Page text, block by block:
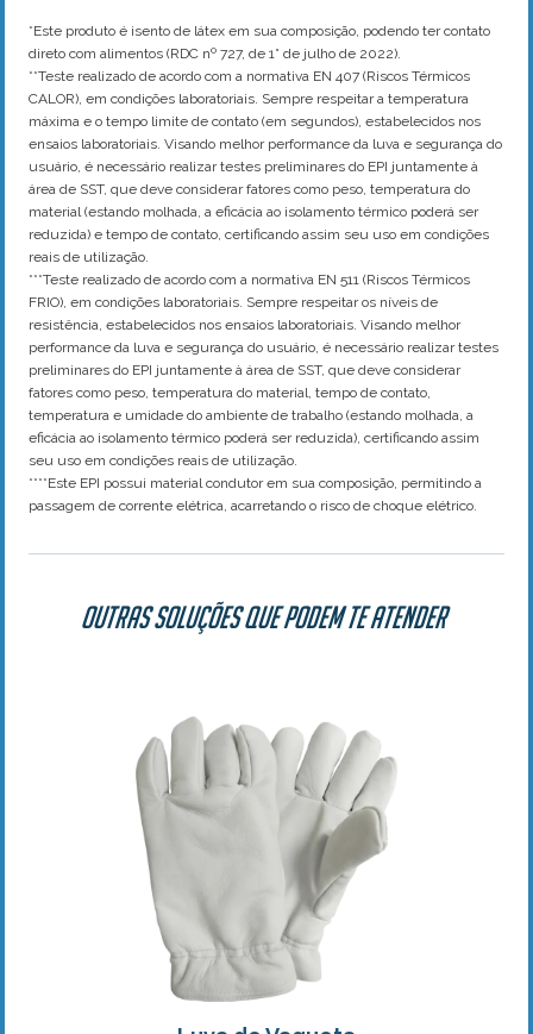
*Este produto é isento de látex em sua composição, podendo ter contato
direto com alimentos (RDC nº 727, de 1° de julho de 2022).
**Teste realizado de acordo com a normativa EN 407 (Riscos Térmicos
CALOR), em condições laboratoriais. Sempre respeitar a temperatura
máxima e o tempo limite de contato (em segundos), estabelecidos nos
ensaios laboratoriais. Visando melhor performance da luva e segurança do
usuário, é necessário realizar testes preliminares do EPI juntamente à
área de SST, que deve considerar fatores como peso, temperatura do
material (estando molhada, a eficácia ao isolamento térmico poderá ser
reduzida) e tempo de contato, certificando assim seu uso em condições
reais de utilização.
***Teste realizado de acordo com a normativa EN 511 (Riscos Térmicos
FRIO), em condições laboratoriais. Sempre respeitar os níveis de
resistência, estabelecidos nos ensaios laboratoriais. Visando melhor
performance da luva e segurança do usuário, é necessário realizar testes
preliminares do EPI juntamente à área de SST, que deve considerar
fatores como peso, temperatura do material, tempo de contato,
temperatura e umidade do ambiente de trabalho (estando molhada, a
eficácia ao isolamento térmico poderá ser reduzida), certificando assim
seu uso em condições reais de utilização.
****Este EPI possui material condutor em sua composição, permitindo a
passagem de corrente elétrica, acarretando o risco de choque elétrico.
Outras soluções que podem te atender